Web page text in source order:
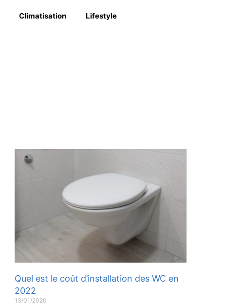
Climatisation Lifestyle
Quel est le coût d’installation des WC en
2022
13/01/2020